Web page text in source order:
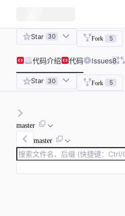
Star 30 Fork 5
代码介绍 代码 Issues8
Star 30 Fork 5
master
master